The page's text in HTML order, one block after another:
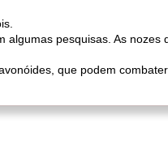
pesquisas. As
que podem